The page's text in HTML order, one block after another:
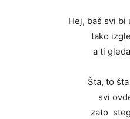
Hej, baš svi bi
tako
a ti
Šta, to
svi
zato